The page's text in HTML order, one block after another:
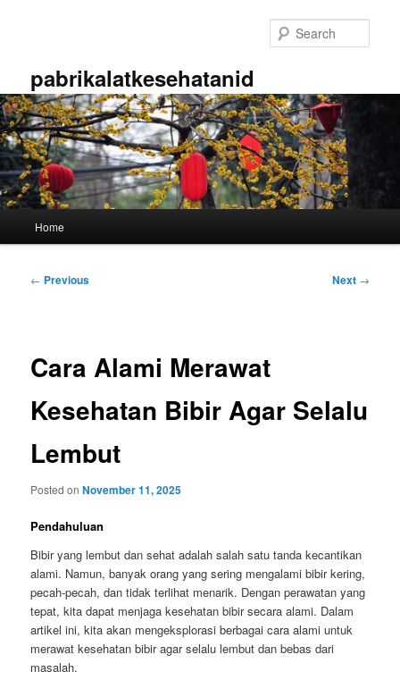
pabrikalatkesehatanid
Home
Post
← Previous Next →
Cara Alami Merawat
Kesehatan Bibir Agar Selalu
Lembut
Posted onNovember 11, 2025
Pendahuluan
Bibir yang lembut dan sehat adalah salah satu tanda kecantikan
alami. Namun, banyak orang yang sering mengalami bibir kering,
pecah-pecah, dan tidak terlihat menarik. Dengan perawatan yang
tepat, kita dapat menjaga kesehatan bibir secara alami. Dalam
artikel ini, kita akan mengeksplorasi berbagai cara alami untuk
merawat kesehatan bibir agar selalu lembut dan bebas dari
masalah.